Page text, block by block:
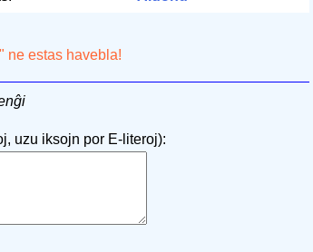
ne estas havebla!
uzu iksojn por E-literoj):